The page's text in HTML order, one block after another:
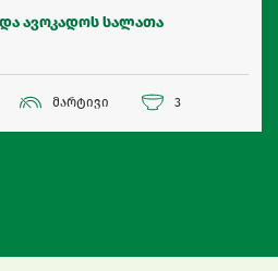
ავოკადოს სალათა
მარტივი 3